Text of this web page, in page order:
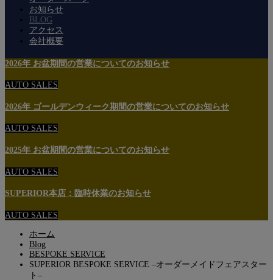
お知らせ
BLOG
アクセス
会社概要
2026年 お盆期間の営業についてのお知らせ
AUTO SALES
2026年 ゴールデンウィーク期間の営業についてのお知らせ
AUTO SALES
2025年 お盆期間の営業についてのお知らせ
AUTO SALES
SUPERIOR本店：臨時休業のお知らせ
AUTO SALES
ホーム
Blog
BESPOKE SERVICE
SUPERIOR BESPOKE SERVICE –オーダーメイドフェアスター
ト–